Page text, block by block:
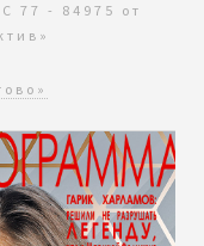
77 - 84975 от